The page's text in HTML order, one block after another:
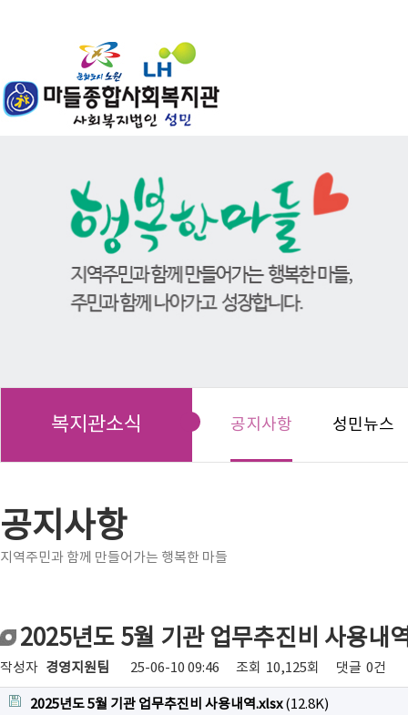
복지관소식 공지사항 성민뉴스
공지사항
지역주민과 함께 만들어가는 행복한 마들
2025년도 5월 기관 업무추진비 사용내
작성자 경영지원팀 25-06-10 09:46 조회 10,125회 댓글 0건
2025년도 5월 기관 업무추진비 사용내역.xlsx(12.8K)